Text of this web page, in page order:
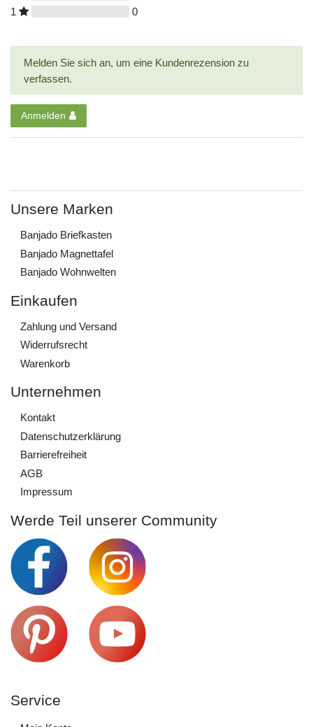
1
0
Melden Sie sich an, um eine Kundenrezension zu
verfassen.
Anmelden
Unsere Marken
Banjado Briefkasten
Banjado Magnettafel
Banjado Wohnwelten
Einkaufen
Zahlung und Versand
Widerrufs­recht
Warenkorb
Unternehmen
Kontakt
Daten­schutz­erklärung
Barrierefreiheit
AGB
Impressum
Werde Teil unserer Community
Service